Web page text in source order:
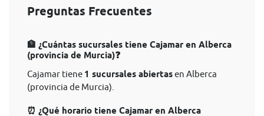
Preguntas Frecuentes
🏦 ¿Cuántas sucursales tiene Cajamar en Alberca
(provincia de Murcia)❓
Cajamar tiene 1 sucursales abiertasen Alberca
(provincia de Murcia).
⏰ ¿Qué horario tiene Cajamar en Alberca